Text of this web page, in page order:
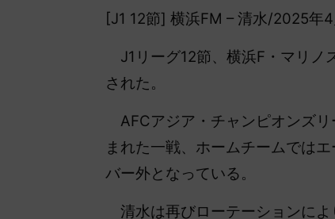
[J1 12節] 横浜FM – 清水/2025年
J1リーグ12節、横浜F・マリノ
された。
AFCアジア・チャンピオンズリ
まれた一戦、ホームチームでは
バー外となっている。
清水は再びローテーションに